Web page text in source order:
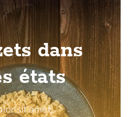
dans
états
sit amet,